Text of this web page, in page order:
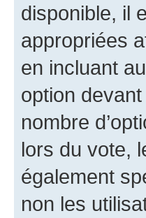
disponible, il
appropriées
en incluant
option
nombre
lors du vote,
également
non les